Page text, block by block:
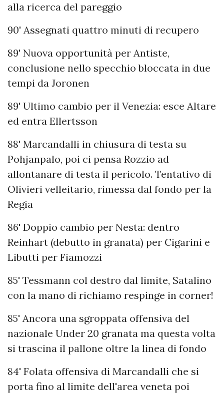
alla ricerca del pareggio
90' Assegnati quattro minuti di recupero
89' Nuova opportunità per Antiste,
conclusione nello specchio bloccata in due
tempi da Joronen
89' Ultimo cambio per il Venezia: esce Altare
ed entra Ellertsson
88' Marcandalli in chiusura di testa su
Pohjanpalo, poi ci pensa Rozzio ad
allontanare di testa il pericolo. Tentativo di
Olivieri velleitario, rimessa dal fondo per la
Regia
86' Doppio cambio per Nesta: dentro
Reinhart (debutto in granata) per Cigarini e
Libutti per Fiamozzi
85' Tessmann col destro dal limite, Satalino
con la mano di richiamo respinge in corner!
85' Ancora una sgroppata offensiva del
nazionale Under 20 granata ma questa volta
si trascina il pallone oltre la linea di fondo
84' Folata offensiva di Marcandalli che si
porta fino al limite dell'area veneta poi